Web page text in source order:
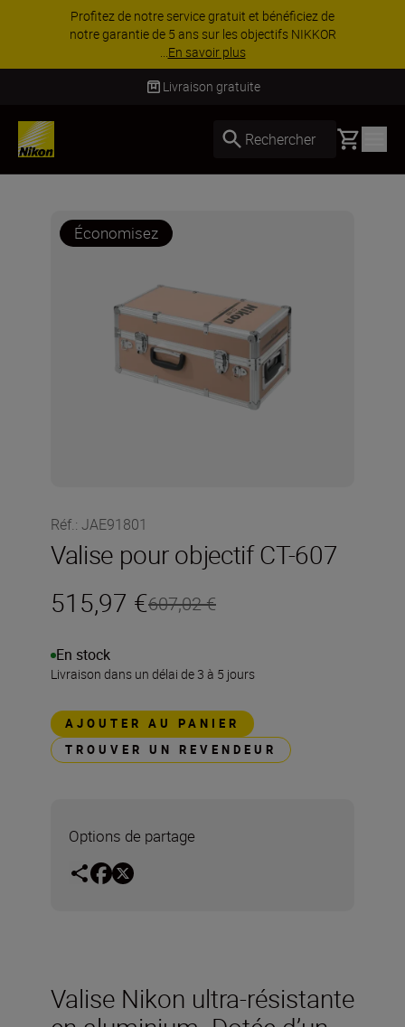
Profitez de notre service gratuit et bénéficiez de
notre garantie de 5 ans sur les objectifs NIKKOR
...En savoir plus
Livraison gratuite
Rechercher Basket
Économisez
Réf.: JAE91801
Valise pour objectif CT-607
515,97 €607,02 €
En stock
Livraison dans un délai de 3 à 5 jours
AJOUTER AU PANIER
TROUVER UN REVENDEUR
Options de partage
Valise Nikon ultra-résistante